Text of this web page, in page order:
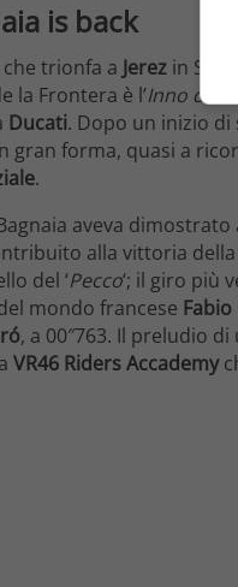
is back
trionfa a Jerez in
la Frontera è l’Inno di
Ducati. Dopo un inizio di
gran forma, quasi a
.
aveva dimostrato
alla vittoria
del ‘Pecco‘; il giro più
mondo francese
, a 00″763. Il preludio
VR46 Riders Accademy